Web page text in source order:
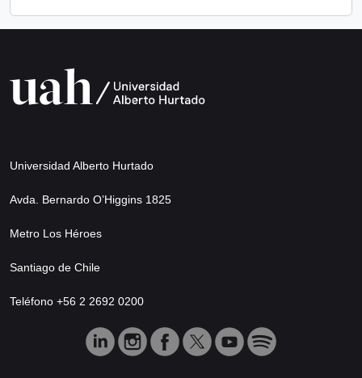
Universidad Alberto Hurtado
Avda. Bernardo O’Higgins 1825
Metro Los Héroes
Santiago de Chile
Teléfono +56 2 2692 0200